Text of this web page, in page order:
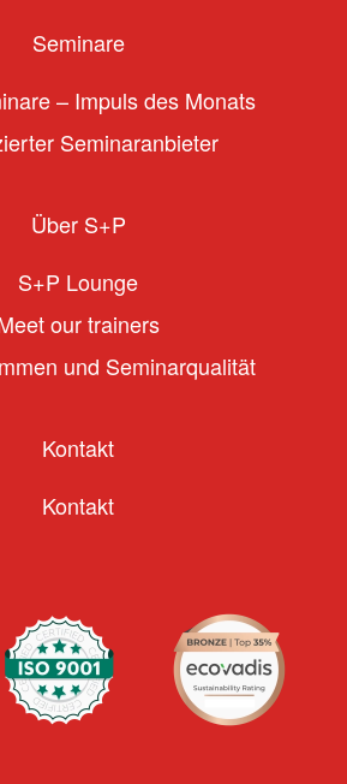
Seminare
– Impuls des Monats
Seminaranbieter
Über S+P
S+P Lounge
our trainers
und Seminarqualität
Kontakt
Kontakt